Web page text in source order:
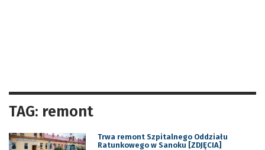
TAG: remont
Trwa remont Szpitalnego Oddziału
Ratunkowego w Sanoku [ZDJĘCIA]